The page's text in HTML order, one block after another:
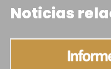
Noticias